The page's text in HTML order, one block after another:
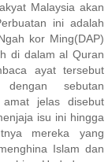
Malaysia akan
ini adalah
kor Ming(DAP)
di dalam al Quran
ayat tersebut
sebutan
jelas disebut
isu ini hingga
mereka yang
Islam dan